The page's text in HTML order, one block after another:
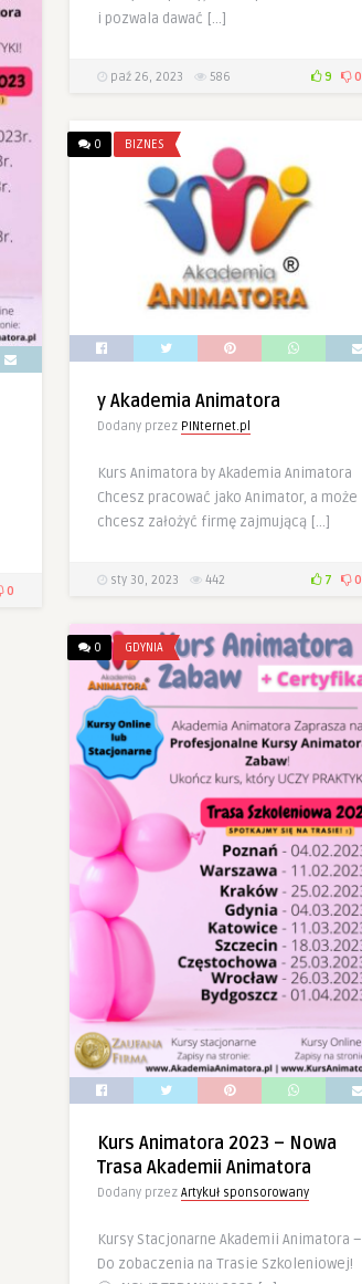
i pozwala dawać […]
paź 26, 2023 586 9 0
0
0 BIZNES
y Akademia Animatora
Dodany przez PINternet.pl
Kurs Animatora by Akademia Animatora
Chcesz pracować jako Animator, a może
chcesz założyć firmę zajmującą […]
sty 30, 2023 442 7 0
0 GDYNIA
Kurs Animatora 2023 – Nowa
Trasa Akademii Animatora
Dodany przez Artykuł sponsorowany
Kursy Stacjonarne Akademii Animatora –
Do zobaczenia na Trasie Szkoleniowej!